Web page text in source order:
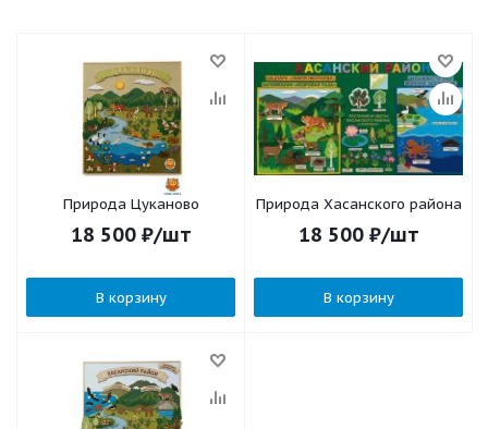
Природа Цуканово
18 500₽/шт
В корзину
Природа Хасанского района
18 500₽/шт
В корзину